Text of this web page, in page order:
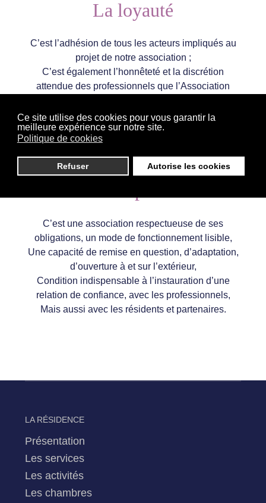
Ce site utilise des cookies pour vous garantir la
meilleure expérience sur notre site.
Politique de cookies
Refuser Autorise les cookies
La loyauté
C’est l’adhésion de tous les acteurs impliqués au
projet de notre association ;
C’est également l’honnêteté et la discrétion
attendue des professionnels que l’Association
Et de tout bénévole membre ou non de
l’Association
C’est une association respectueuse de ses
obligations, un mode de fonctionnement lisible,
Une capacité de remise en question, d’adaptation,
d’ouverture à et sur l’extérieur,
Condition indispensable à l’instauration d’une
relation de confiance, avec les professionnels,
Mais aussi avec les résidents et partenaires.
LA RÉSIDENCE
Présentation
Les services
Les activités
Les chambres